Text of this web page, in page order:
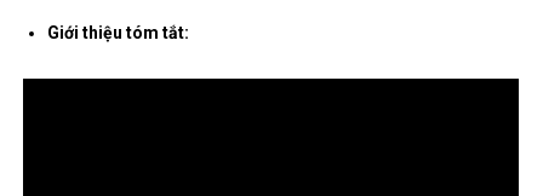
Giới thiệu tóm tắt: